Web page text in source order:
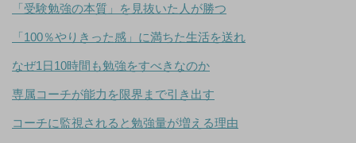
「受験勉強の本質」を見抜いた人が勝つ
「100％やりきった感」に満ちた生活を送れ
なぜ1日10時間も勉強をすべきなのか
専属コーチが能力を限界まで引き出す
コーチに監視されると勉強量が増える理由